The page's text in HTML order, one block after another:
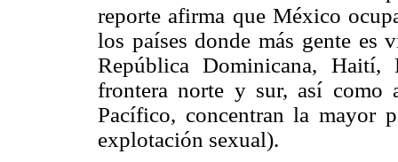
reporte afirma que México
los países donde más gente es
República Dominicana,
frontera norte y sur, así como
Pacífico, concentran la mayor
explotación sexual).